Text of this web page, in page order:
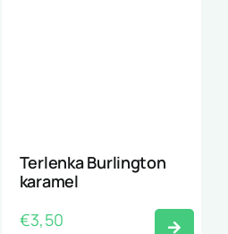
Terlenka Burlington
karamel
€3,50